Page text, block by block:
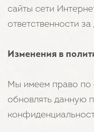
сайты сети
ответственности
Изменения в
Мы имеем право по
обновлять данную